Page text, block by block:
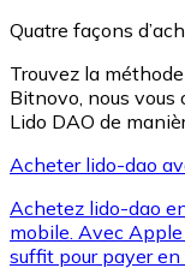
XRP
XRP
Quatre façons
Trouvez la
Bitnovo, nous
Lido DAO de
Acheter lido-dao
Achetez lido-dao
mobile. Avec
suffit pour payer en